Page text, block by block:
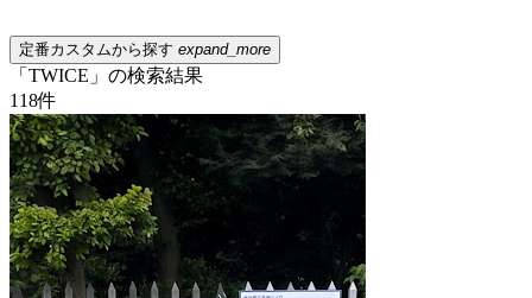
定番カスタムから探す expand_more
「TWICE」の検索結果
118件